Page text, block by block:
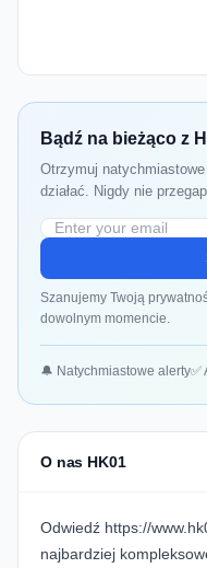
Bądź na bieżąco z
Otrzymuj
działać. Nigdy nie
Szanujemy Twoją
dowolnym momencie.
🔔 Natychmiastowe alerty✅
O nas HK01
Odwiedź https://
najbardziej